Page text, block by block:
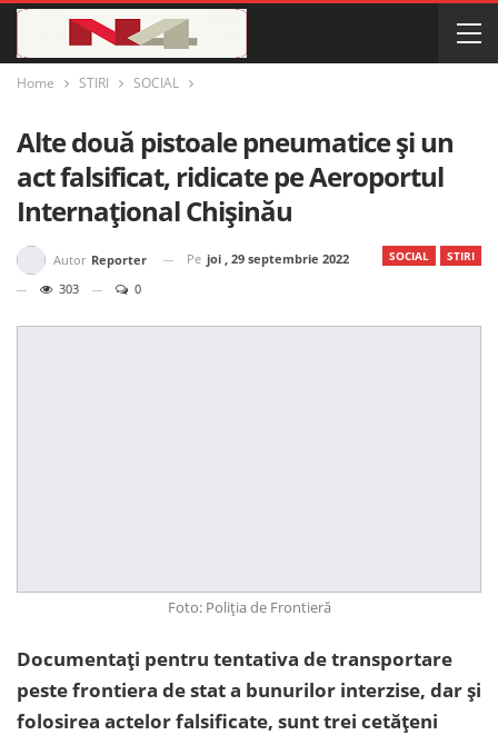
Home STIRI SOCIAL
Alte două pistoale pneumatice și un
act falsificat, ridicate pe Aeroportul
Internațional Chișinău
SOCIAL STIRI
Autor Reporter Pe joi , 29 septembrie 2022
303
0
Foto: Poliția de Frontieră
Documentați pentru tentativa de transportare
peste frontiera de stat a bunurilor interzise, dar și
folosirea actelor falsificate, sunt trei cetățeni